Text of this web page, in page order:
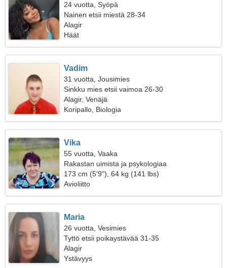
24 vuotta, Syöpä
Nainen etsii miestä 28-34
Alagir
Häät
Vadim
31 vuotta, Jousimies
Sinkku mies etsii vaimoa 26-30
Alagir, Venäjä
Koripallo, Biologia
Vika
55 vuotta, Vaaka
Rakastan uimista ja psykologiaa
173 cm (5'9"), 64 kg (141 lbs)
Avioliitto
Maria
26 vuotta, Vesimies
Tyttö etsii poikaystävää 31-35
Alagir
Ystävyys